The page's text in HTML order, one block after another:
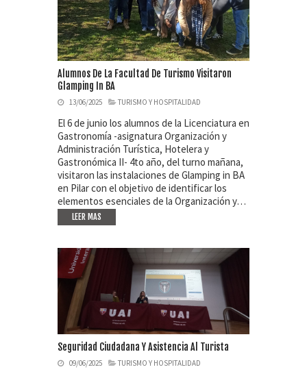
Alumnos De La Facultad De Turismo Visitaron
Glamping In BA
13/06/2025 TURISMO Y HOSPITALIDAD
El 6 de junio los alumnos de la Licenciatura en
Gastronomía -asignatura Organización y
Administración Turística, Hotelera y
Gastronómica II- 4to año, del turno mañana,
visitaron las instalaciones de Glamping in BA
en Pilar con el objetivo de identificar los
elementos esenciales de la Organización y…
LEER MAS
Seguridad Ciudadana Y Asistencia Al Turista
09/06/2025 TURISMO Y HOSPITALIDAD